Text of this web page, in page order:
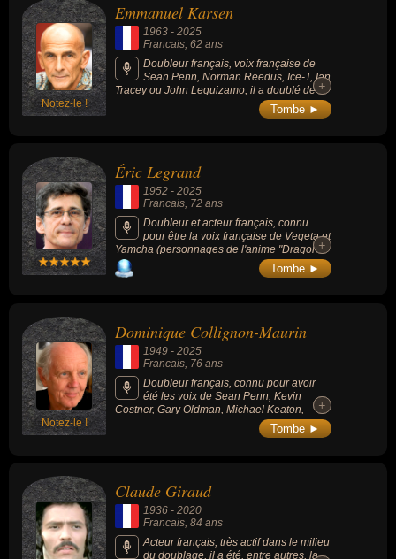
d'animation comme "Le Monde de Nemo" ou
"Incroyable mais vrai !". Il s'est illustré sur
scène par plusieurs one-man-shows et par
sa participation vocale récurrente en tant que
voix off de l'émission Burger Quiz.
Notez-le !
Emmanuel Karsen
1963 - 2025
Francais , 62 ans
Doubleur français, voix française de
Sean Penn, Norman Reedus, Ice-T, Ian
Tracey ou John Leguizamo, il a doublé de
nombreux personnages dans des films,
+
+
Tombe ►
Éric Legrand
1952 - 2025
Francais, 72 ans
Doubleur et acteur français, connu
pour être la voix française de Vegeta et
Yamcha (personnages de l'anime "Dragon
Ball") ou de Seiya dans Saint Seiya (Les
Chevaliers du Zodiaque), mais aussi pour
Christopher Heyerdahl, Reed Diamond, Lou
Diamond Phillips, John Pyper-Ferguson ou
Michael Vartan.
+
+
Tombe ►
Notez-le !
Dominique Collignon-Maurin
1949 - 2025
Francais , 76 ans
Doubleur français, connu pour avoir
été les voix de Sean Penn, Kevin
Costner, Gary Oldman, Michael Keaton,
Kevin Bacon, Christopher Walken, Willem
+
+
Tombe ►
Claude Giraud
1936 - 2020
Francais, 84 ans
Acteur français, très actif dans le milieu
du doublage, il a été, entre autres, la